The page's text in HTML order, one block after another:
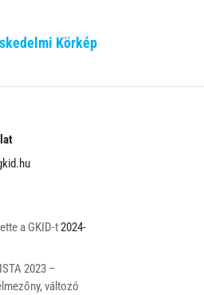
Körkép
a GKID-t2024-
2023 –
változó